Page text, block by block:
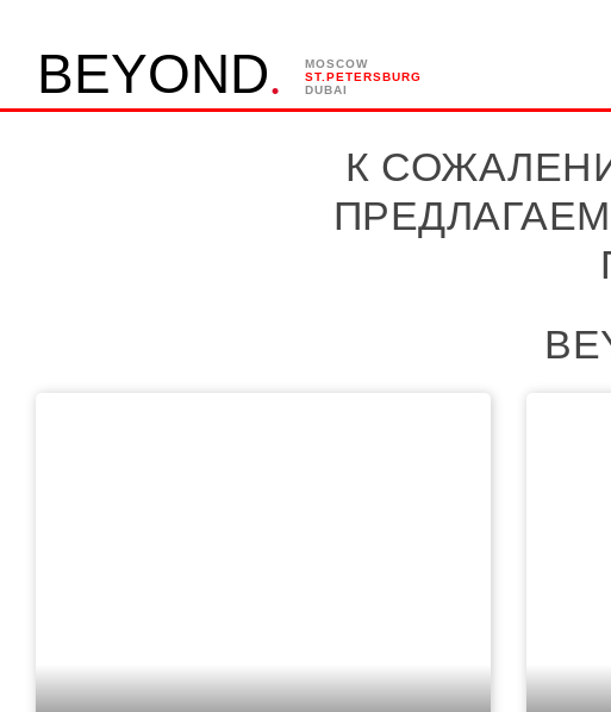
BEYOND.
MOSCOW
ST.PETERSBURG
DUBAI
К